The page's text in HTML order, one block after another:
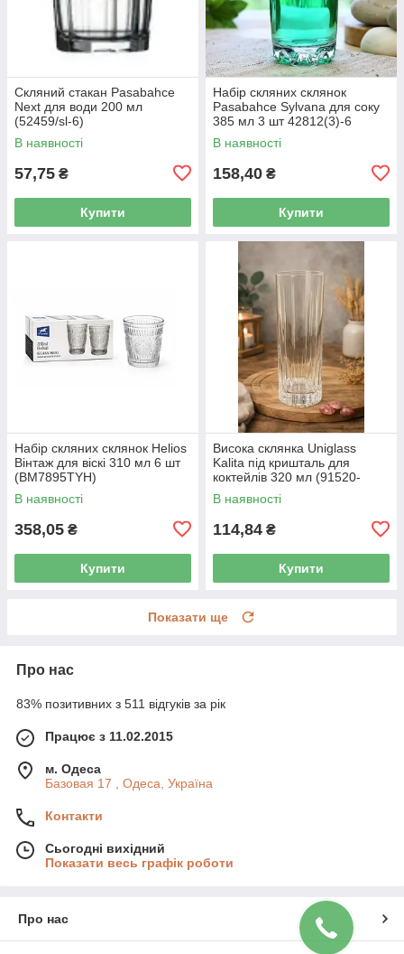
Скляний стакан Pasabahce
Next для води 200 мл
(52459/sl-6)
В наявності
57,75 ₴
Купити
Набір скляних склянок
Pasabahce Sylvana для соку
385 мл 3 шт 42812(3)-6
В наявності
158,40 ₴
Купити
Набір скляних склянок Helios
Вінтаж для віскі 310 мл 6 шт
(BM7895TYH)
В наявності
358,05 ₴
Купити
Висока склянка Uniglass
Kalita під кришталь для
коктейлів 320 мл (91520-
МС12/sl)
В наявності
114,84 ₴
Купити
Показати ще
Про нас
83% позитивних з 511 відгуків за рік
Працює з 11.02.2015
м. Одеса
Базовая 17 , Одеса, Україна
Контакти
Сьогодні вихідний
Показати весь графік роботи
Про нас